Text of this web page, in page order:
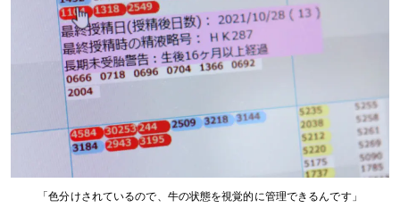
「色分けされているので、牛の状態を視覚的に管理できるんです」